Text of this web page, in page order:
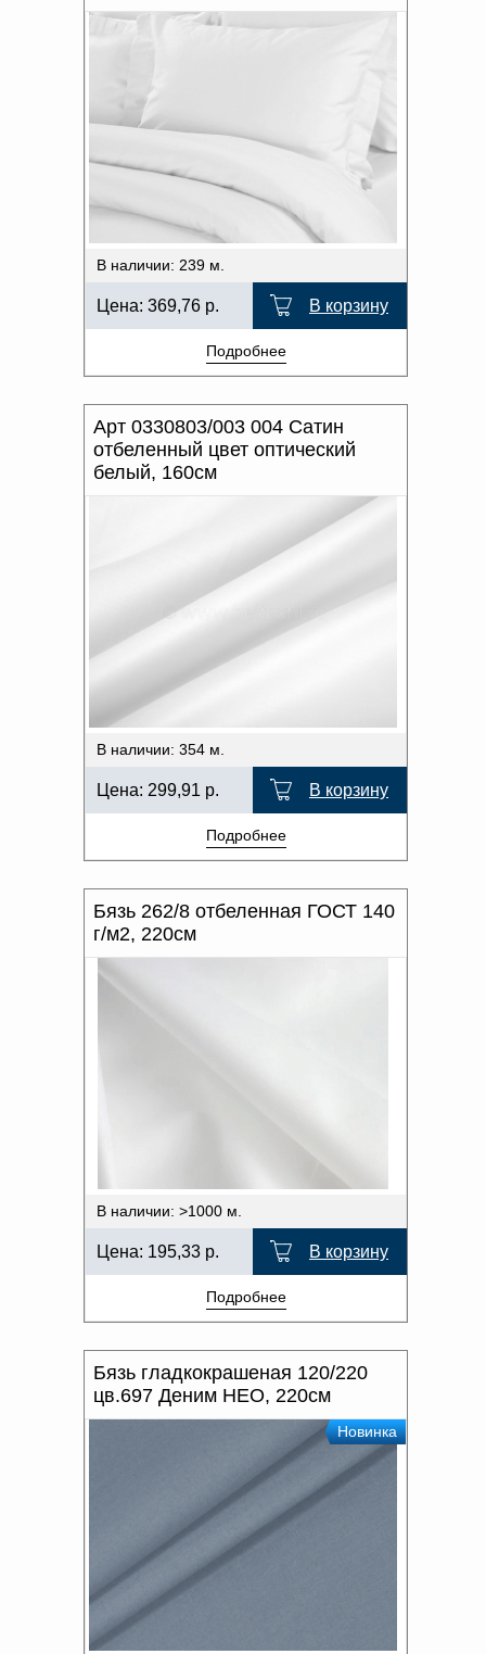
В наличии: 239 м.
Цена: 369,76 р. В корзину
Подробнее
Арт 0330803/003 004 Сатин
отбеленный цвет оптический
белый, 160см
В наличии: 354 м.
Цена: 299,91 р. В корзину
Подробнее
Бязь 262/8 отбеленная ГОСТ 140
г/м2, 220см
В наличии: >1000 м.
Цена: 195,33 р. В корзину
Подробнее
Бязь гладкокрашеная 120/220
цв.697 Деним НЕО, 220см
Новинка